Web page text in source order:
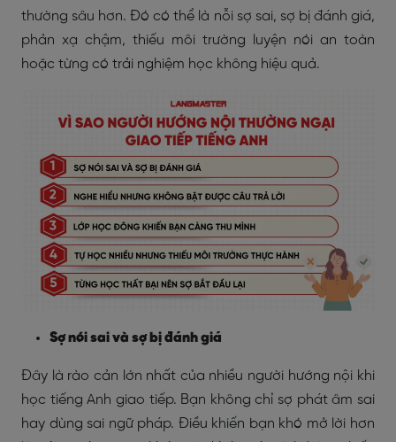
thường sâu hơn. Đó có thể là nỗi sợ sai, sợ bị đánh giá,
phản xạ chậm, thiếu môi trường luyện nói an toàn
hoặc từng có trải nghiệm học không hiệu quả.
Sợ nói sai và sợ bị đánh giá
Đây là rào cản lớn nhất của nhiều người hướng nội khi
học tiếng Anh giao tiếp. Bạn không chỉ sợ phát âm sai
hay dùng sai ngữ pháp. Điều khiến bạn khó mở lời hơn